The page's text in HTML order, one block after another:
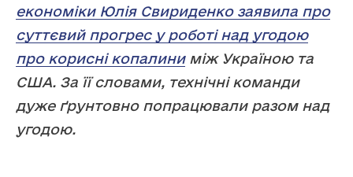
економіки Юлія Свириденко заявила про
суттєвий прогрес у роботі над угодою
про корисні копалиниміж Україною та
США. За її словами, технічні команди
дуже ґрунтовно попрацювали разом над
угодою.